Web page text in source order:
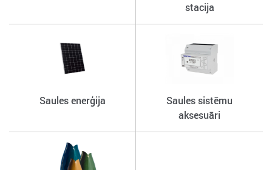
stacija
Saules enerģija
Saules sistēmu
aksesuāri